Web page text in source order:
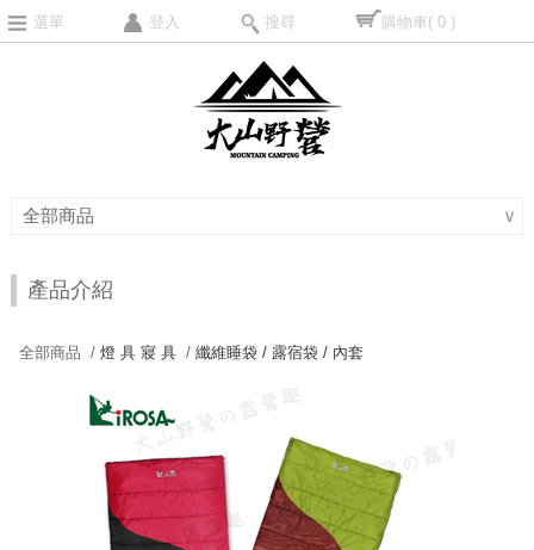
選單 登入 搜尋 購物車( 0 )
全部商品 ∨
產品介紹
全部商品 /燈 具 寢 具 /纖維睡袋 / 露宿袋 / 內套